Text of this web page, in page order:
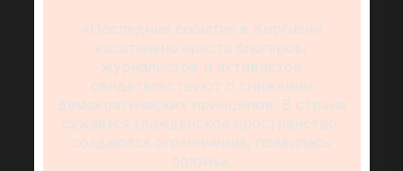
«Последние события в Киргизии
касательно ареста блогеров,
журналистов и активистов
свидетельствуют о снижении
демократических принципов. В стране
сужается гражданское пространство,
создаются ограничения, появилась
боязнь».